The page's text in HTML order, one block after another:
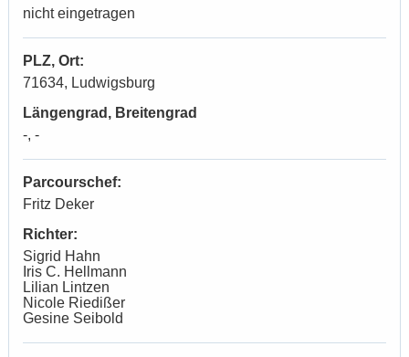
nicht eingetragen
PLZ, Ort:
71634, Ludwigsburg
Längengrad, Breitengrad
-, -
Parcourschef:
Fritz Deker
Richter:
Sigrid Hahn
Iris C. Hellmann
Lilian Lintzen
Nicole Riedißer
Gesine Seibold